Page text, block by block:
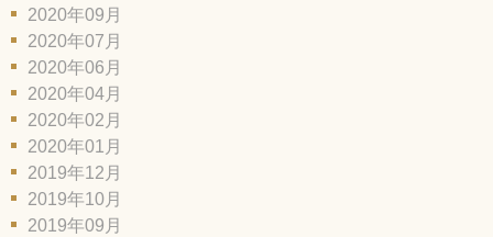
2020年09月
2020年07月
2020年06月
2020年04月
2020年02月
2020年01月
2019年12月
2019年10月
2019年09月